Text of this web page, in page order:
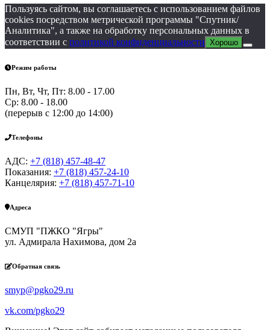
Пользуясь сайтом, вы соглашаетесь с использованием файлов
cookies посредством метрической программы "Спутник/
Аналитика", а также на обработку персональных данных в
соответствии с политикой конфиденциальности Хорошо
Режим работы
Пн, Вт, Чт, Пт: 8.00 - 17.00
Ср: 8.00 - 18.00
(перерыв с 12:00 до 14:00)
Телефоны
АДС: +7 (818) 457-48-47
Показания: +7 (818) 457-24-10
Канцелярия: +7 (818) 457-71-10
Адреса
СМУП "ПЖКО "Ягры"
ул. Адмирала Нахимова, дом 2а
Обратная связь
smyp@pgko29.ru
vk.com/pgko29